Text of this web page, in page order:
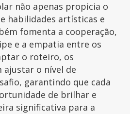
não apenas propicia o
habilidades artísticas e
fomenta a cooperação,
e a empatia entre os
o roteiro, os
ajustar o nível de
garantindo que cada
de brilhar e
significativa para a